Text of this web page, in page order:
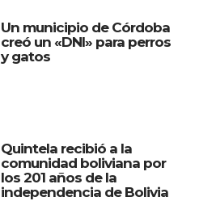
Un municipio de Córdoba
creó un «DNI» para perros
y gatos
Quintela recibió a la
comunidad boliviana por
los 201 años de la
independencia de Bolivia